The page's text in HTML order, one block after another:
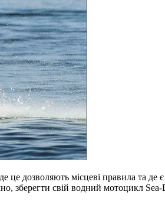
це дозволяють місцеві правила та де
зберегти свій водний мотоцикл